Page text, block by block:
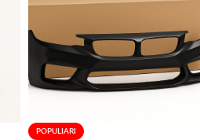
POPULIARI